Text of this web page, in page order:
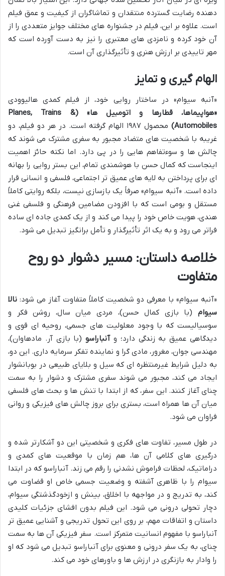
دهنده رضایت گسترده منتقدان و تماشاگران از کیفیت و عمق فیلم
است. علاوه بر این، فیلم در جشنواره های مختلف جوایز متعددی را از
آن خود کرده و نامزدی های معتبری را نیز به دست آورده است که
مهر تاییدی بر ارزش هنری و تأثیرگذاری آن است.
الهام گیری و تمایز
«آنبه سیوام» در ساختار روایی خود، از فیلم کمدی هالیوودی
«هواپیماها، قطارها و اتومبیل ها» (Planes, Trains &
Automobiles)
محصول ۱۹۸۷ الهام گرفته است. در هر دو فیلم، دو
غریبه با شخصیت های متضاد مجبور به سفری مشترک می شوند که
چالش ها و سوءتفاهم هایی را در پی دارد. اما نکته حائز اهمیت
اینجاست که کمال حسن با هوشمندی تمام، این بستر روایی را بهانه
ای برای پرداختن به لایه های عمیق تر اجتماعی، فلسفی و انسانی قرار
داده است. «آنبه سیوام» صرفاً یک بازسازی نیست، بلکه روایتی کاملاً
مستقل و بومی است که با افزودن مضامین فرهنگی و فلسفی غنی
هندی، هویت خاص خود را پیدا می کند و از یک کمدی جاده ای ساده
فراتر می رود و به یک اثر تأثیرگذار و تأمل برانگیز تبدیل می شود.
خلاصه داستان: مسیر دشوار دو روح
متفاوت
«آنبه سیوام» با معرفی دو شخصیت کاملاً متفاوت آغاز می شود: نالا
سیوام (با بازی کمال حسن)، مردی میان سال، روشن فکر و
سوسیالیست که با وجود معلولیت های جسمی، روحیه ای قوی و
دیدگاهی عمیق به زندگی دارد؛ وآنباراسو(با بازی آر. مادهاوان)،
مهندسی جوان، مغرور، مادی گرا و نماینده تفکر سرمایه داری. این دو،
به دلیل شرایط غیرمنتظره ای که سیل و بلایای طبیعی در بوبانشوار
ایجاد می کند، مجبور می شوند سفری مشترک و دشوار را به سمت
چنای آغاز کنند. این سفر، که از ابتدا با تنش ها و بحث های فلسفی
میان آن ها همراه است، بستری برای بروز چالش های فیزیکی و روانی
فراوان می شود.
در طول مسیر، تفاوت های فکری و شخصیتی این دو آشکارتر شده و
درگیری های کلامی آن ها، هم زمان با موقعیت های کمدی و
دراماتیک، لحظات فراموش نشدنی را رقم می زند. آنباراسو که در ابتدا
سیوام را با ظاهری آشفته و وضعیت جسمی خاص او قضاوت می
کند، به تدریج و در مواجهه با اخلاق، بینش و ازخودگذشتگی سیوام،
دچار تحولی درونی می شود. این فیلم بدون افشای جزئیات کلیدی
داستان و اتفاقات مهم، بر روی این تحول تدریجی و آشنایی عمیق تر
آنباراسو با مفهوم انسانیت متمرکز است. سفر فیزیکی آن ها به سمت
چنای، به یک سفر درونی و معنوی برای آنباراسو تبدیل می شود که او
را وادار به بازنگری در ارزش ها و باورهای خود می کند.